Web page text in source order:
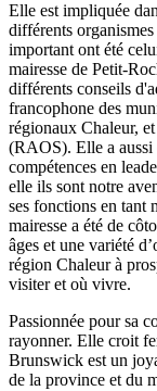
Elle est impliquée
différents
important ont été
mairesse de Petit-
différents conseils
francophone des
régionaux Chaleur,
(RAOS). Elle a aussi
compétences en
elle ils sont notre
ses fonctions en tant
mairesse a été de
âges et une variété
région Chaleur à
visiter et où vivre.
Passionnée pour sa
rayonner. Elle croit
Brunswick est un
de la province et du